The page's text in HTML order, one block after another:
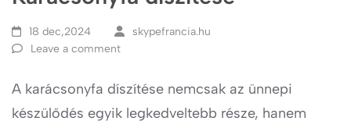
18 dec,2024
skypefrancia.hu
Leave a comment
A karácsonyfa díszítése nemcsak az ünnepi
készülődés egyik legkedveltebb része, hanem